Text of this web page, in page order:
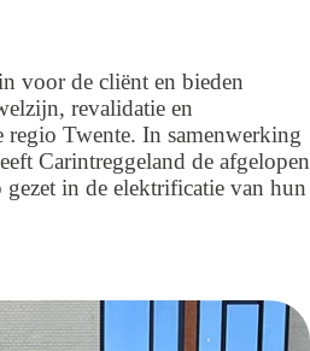
voor de cliënt en bieden
revalidatie en
Twente. In samenwerking
Carintreggeland de afgelopen
gezet in de elektrificatie van hun